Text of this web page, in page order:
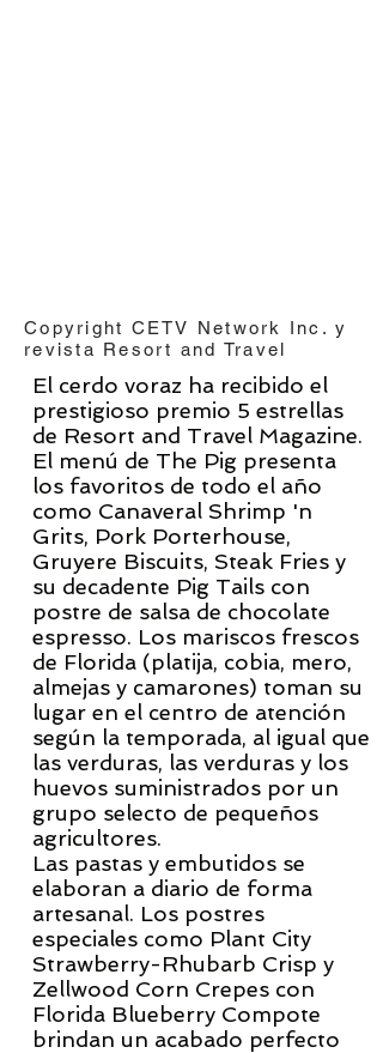
Copyright CETV Network Inc. y
revista Resort and Travel
El cerdo voraz ha recibido el
prestigioso premio 5 estrellas
de Resort and Travel Magazine.
El menú de The Pig presenta
los favoritos de todo el año
como Canaveral Shrimp 'n
Grits, Pork Porterhouse,
Gruyere Biscuits, Steak Fries y
su decadente Pig Tails con
postre de salsa de chocolate
espresso. Los mariscos frescos
de Florida (platija, cobia, mero,
almejas y camarones) toman su
lugar en el centro de atención
según la temporada, al igual que
las verduras, las verduras y los
huevos suministrados por un
grupo selecto de pequeños
agricultores.
Las pastas y embutidos se
elaboran a diario de forma
artesanal. Los postres
especiales como Plant City
Strawberry-Rhubarb Crisp y
Zellwood Corn Crepes con
Florida Blueberry Compote
brindan un acabado perfecto